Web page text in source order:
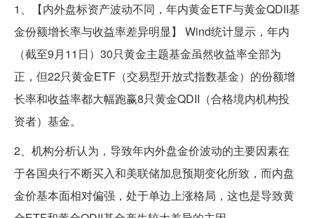
1、【内外盘标资产波动不同，年内黄金ETF与黄金QDII基
金份额增长率与收益率差异明显】 Wind统计显示，年内
（截至9月11日）30只黄金主题基金虽然收益率全部为
正，但22只黄金ETF（交易型开放式指数基金）的份额增
长率和收益率都大幅跑赢8只黄金QDII（合格境内机构投
资者）基金。
2、机构分析认为，导致年内外盘金价波动的主要因素在
于各国央行不断买入和美联储加息预期变化所致，而内盘
金价基本面相对偏强，处于单边上涨格局，这也是导致黄